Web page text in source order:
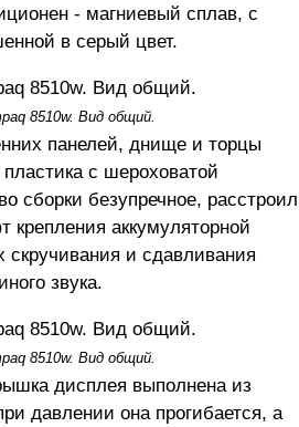
- магниевый сплав, с
в серый цвет.
8510w. Вид общий.
панелей, днище и торцы
с шероховатой
сборки безупречное, расстроил
аккумуляторной
скручивания и сдавливания
звука.
8510w. Вид общий.
дисплея выполнена из
давлении она прогибается, а